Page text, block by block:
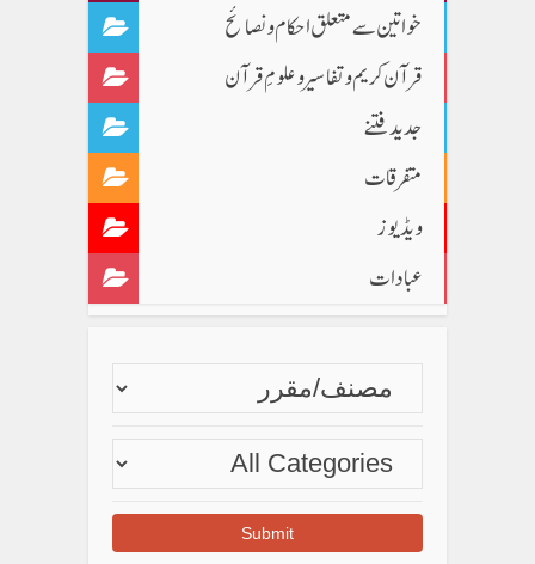
خواتین سے متعلق احکام و نصائح
قرآن کریم و تفاسیر و علومِ قرآن
جدید فتنے
متفرقات
ویڈیوز
عبادات